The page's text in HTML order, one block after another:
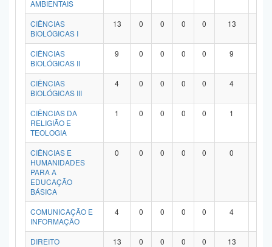
AMBIENTAIS
CIÊNCIAS
BIOLÓGICAS I
13 0 0 0 0 13
CIÊNCIAS
BIOLÓGICAS II
9 0 0 0 0 9
CIÊNCIAS
BIOLÓGICAS III
4 0 0 0 0 4
CIÊNCIAS DA
RELIGIÃO E
TEOLOGIA
1 0 0 0 0 1
CIÊNCIAS E
HUMANIDADES
PARA A
EDUCAÇÃO
BÁSICA
0 0 0 0 0 0
COMUNICAÇÃO E
INFORMAÇÃO
4 0 0 0 0 4
DIREITO 13 0 0 0 0 13